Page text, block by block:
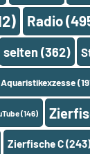
Radio
selten (362)
(146)
Zierfische C